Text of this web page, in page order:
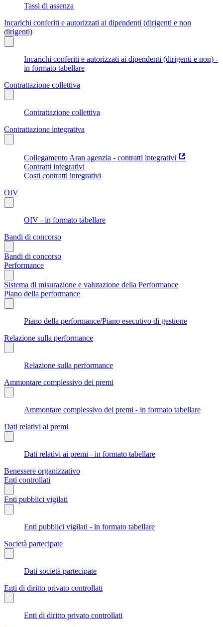
Tassi di assenza
Incarichi conferiti e autorizzati ai dipendenti (dirigenti e non
dirigenti)
Incarichi conferiti e autorizzati ai dipendenti (dirigenti e non) -
in formato tabellare
Contrattazione collettiva
Contrattazione collettiva
Contrattazione integrativa
Collegamento Aran agenzia - contratti integrativi
Contratti integrativi
Costi contratti integrativi
OIV
OIV - in formato tabellare
Bandi di concorso
Bandi di concorso
Performance
Sistema di misurazione e valutazione della Performance
Piano della performance
Piano della performance/Piano esecutivo di gestione
Relazione sulla performance
Relazione sulla performance
Ammontare complessivo dei premi
Ammontare complessivo dei premi - in formato tabellare
Dati relativi ai premi
Dati relativi ai premi - in formato tabellare
Benessere organizzativo
Enti controllati
Enti pubblici vigilati
Enti pubblici vigilati - in formato tabellare
Società partecipate
Dati società partecipate
Enti di diritto privato controllati
Enti di diritto privato controllati